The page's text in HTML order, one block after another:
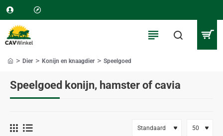
Speelgoed konijn, hamster of cavia
Dier Konijn en knaagdier Speelgoed